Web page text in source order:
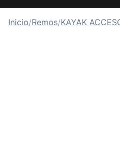
Inicio/Remos/KAYAK